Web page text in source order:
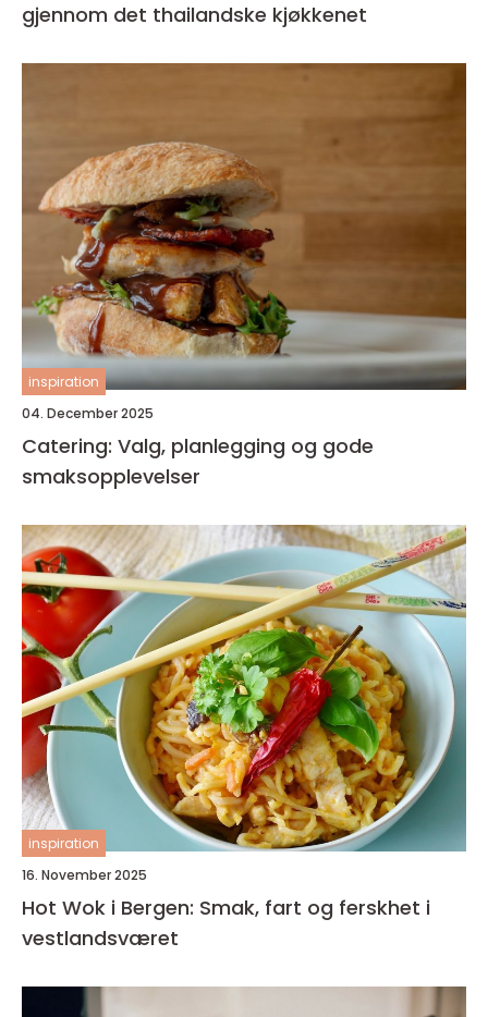
gjennom det thailandske kjøkkenet
inspiration
04. December 2025
Catering: Valg, planlegging og gode
smaksopplevelser
inspiration
16. November 2025
Hot Wok i Bergen: Smak, fart og ferskhet i
vestlandsværet